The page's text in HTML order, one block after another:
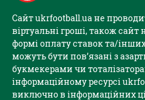
Сайт ukrfootball.ua не
віртуальні гроші, також
формі оплату ставок та/
можуть бути пов’язані з
букмекерами чи
інформаційному ресурсі
виключно в інформаційних